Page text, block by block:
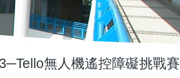
無人機遙控障礙挑戰賽